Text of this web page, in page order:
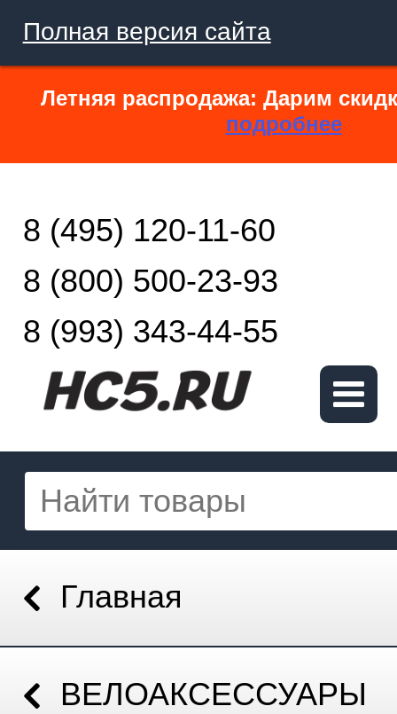
Полная версия сайта
Летняя распродажа: Дарим
подробнее
8 (495) 120-11-60
8 (800) 500-23-93
8 (993) 343-44-55
Главная
ВЕЛОАКСЕССУАРЫ